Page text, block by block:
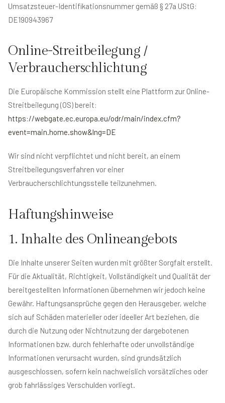
Umsatzsteuer-Identifikationsnummer gemäß § 27a UStG:
DE190943967
Online-Streitbeilegung /
Verbraucherschlichtung
Die Europäische Kommission stellt eine Plattform zur Online-
Streitbeilegung (OS) bereit:
https://webgate.ec.europa.eu/odr/main/index.cfm?
event=main.home.show&lng=DE
Wir sind nicht verpflichtet und nicht bereit, an einem
Streitbeilegungsverfahren vor einer
Verbraucherschlichtungsstelle teilzunehmen.
Haftungshinweise
1. Inhalte des Onlineangebots
Die Inhalte unserer Seiten wurden mit größter Sorgfalt erstellt.
Für die Aktualität, Richtigkeit, Vollständigkeit und Qualität der
bereitgestellten Informationen übernehmen wir jedoch keine
Gewähr. Haftungsansprüche gegen den Herausgeber, welche
sich auf Schäden materieller oder ideeller Art beziehen, die
durch die Nutzung oder Nichtnutzung der dargebotenen
Informationen bzw. durch fehlerhafte oder unvollständige
Informationen verursacht wurden, sind grundsätzlich
ausgeschlossen, sofern kein nachweislich vorsätzliches oder
grob fahrlässiges Verschulden vorliegt.